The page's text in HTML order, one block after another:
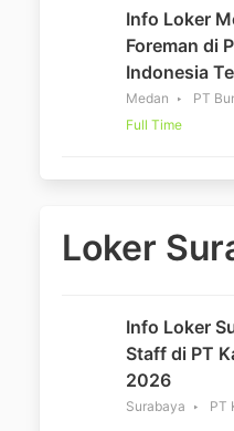
Info Loker
Foreman di
Indonesia
Medan
PT
Full Time
Loker
Info Loker
Staff di PT
2026
Surabaya PT